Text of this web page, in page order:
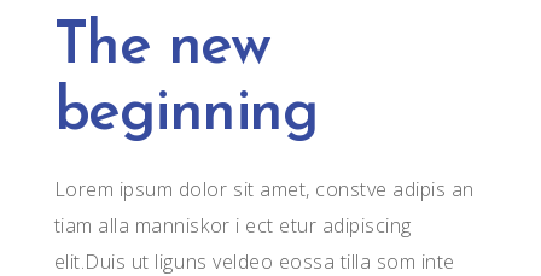
The new
beginning
Lorem ipsum dolor sit amet, constve adipis an
tiam alla manniskor i ect etur adipiscing
elit.Duis ut liguns veldeo eossa tilla som inte